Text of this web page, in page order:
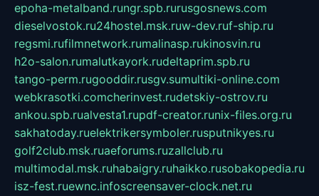
epoha-metalband.rungr.spb.rurusgosnews.com
dieselvostok.ru24hostel.msk.ruw-dev.ruf-ship.ru
regsmi.rufilmnetwork.rumalinasp.rukinosvin.ru
h2o-salon.rumalutkayork.rudeltaprim.spb.ru
tango-perm.rugooddir.rusgv.sumultiki-online.com
webkrasotki.comcherinvest.rudetskiy-ostrov.ru
ankou.spb.rualvesta1.rupdf-creator.runix-files.org.ru
sakhatoday.ruelektrikersymboler.rusputnikyes.ru
golf2club.msk.ruaeforums.ruzallclub.ru
multimodal.msk.ruhabaigry.ruhaikko.rusobakopedia.ru
isz-fest.ruewnc.infoscreensaver-clock.net.ru